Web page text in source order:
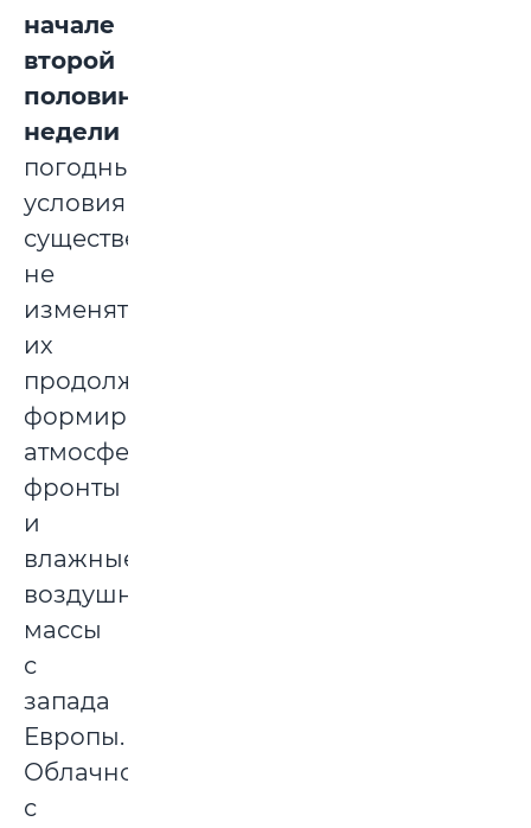
начале
второй
половины
недели
погодные
условия
существенно
не
изменятся,
их
продолжат
формировать
атмосферные
фронты
и
влажные
воздушные
массы
с
запада
Европы.
Облачно
с